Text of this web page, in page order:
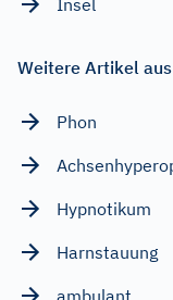
Weitere Artikel
Phon
Hypnotikum
Harnstauung
ambulant